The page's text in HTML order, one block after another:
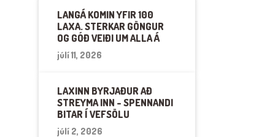
LANGÁ KOMIN YFIR 100
LAXA. STERKAR GÖNGUR
OG GÓÐ VEIÐI UM ALLA Á
júlí 11, 2026
LAXINN BYRJAÐUR AÐ
STREYMA INN - SPENNANDI
BITAR Í VEFSÖLU
júlí 2, 2026